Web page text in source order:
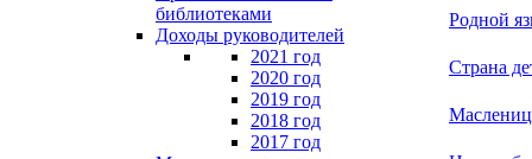
библиотеками
Доходы руководителей
2021 год
2020 год
2019 год
2018 год
2017 год
Родной
Страна